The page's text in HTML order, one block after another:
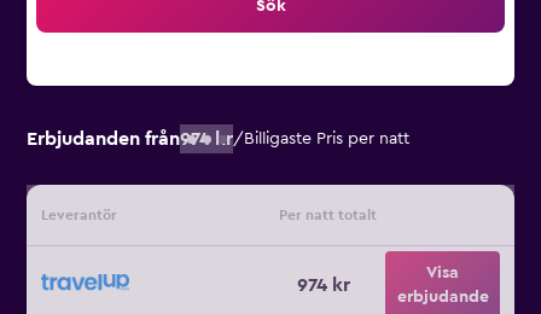
Sök
Erbjudanden från974 kr/ Billigaste Pris per natt
Leverantör Per natt totalt
974 kr
Visa
erbjudande